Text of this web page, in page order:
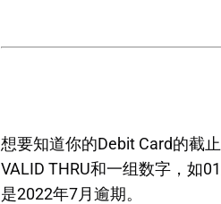
想要知道你的Debit Card的截
VALID THRU和一组数字，如
是2022年7月逾期。